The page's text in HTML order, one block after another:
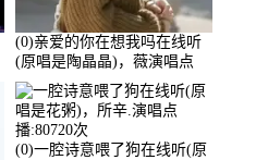
(0)亲爱的你在想我吗在线听
(原唱是陶晶晶)，薇演唱点
播:159722次
(0)一腔诗意喂了狗在线听(原